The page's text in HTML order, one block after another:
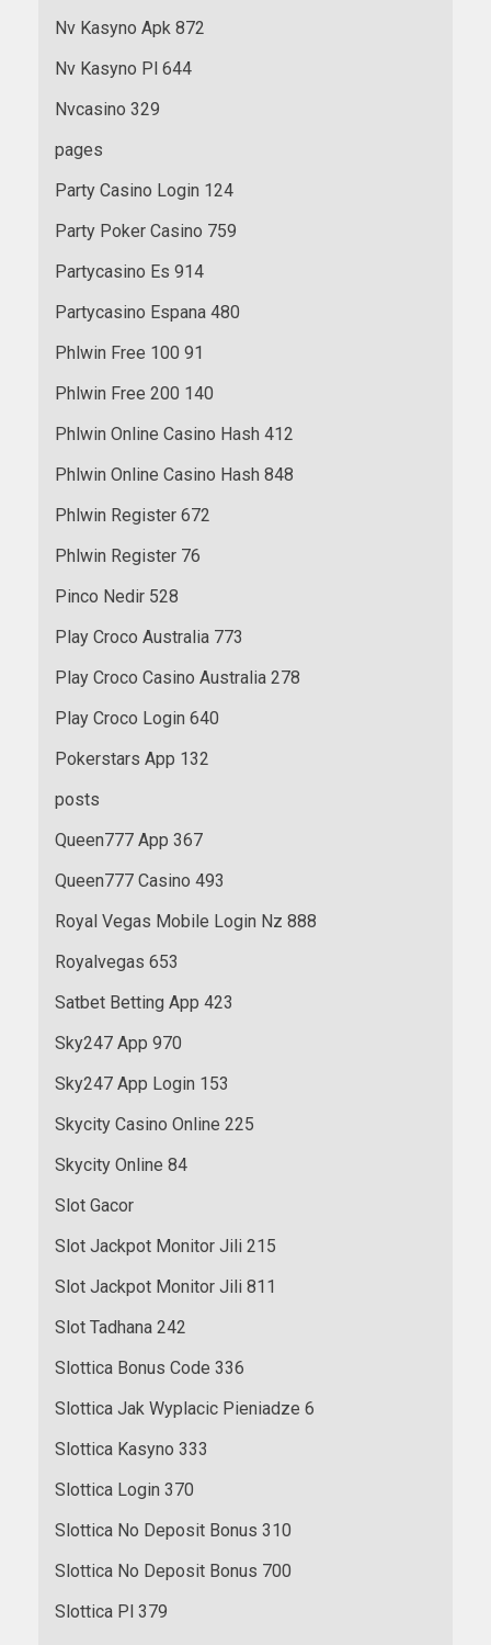
Nv Kasyno Apk 872
Nv Kasyno Pl 644
Nvcasino 329
pages
Party Casino Login 124
Party Poker Casino 759
Partycasino Es 914
Partycasino Espana 480
Phlwin Free 100 91
Phlwin Free 200 140
Phlwin Online Casino Hash 412
Phlwin Online Casino Hash 848
Phlwin Register 672
Phlwin Register 76
Pinco Nedir 528
Play Croco Australia 773
Play Croco Casino Australia 278
Play Croco Login 640
Pokerstars App 132
posts
Queen777 App 367
Queen777 Casino 493
Royal Vegas Mobile Login Nz 888
Royalvegas 653
Satbet Betting App 423
Sky247 App 970
Sky247 App Login 153
Skycity Casino Online 225
Skycity Online 84
Slot Gacor
Slot Jackpot Monitor Jili 215
Slot Jackpot Monitor Jili 811
Slot Tadhana 242
Slottica Bonus Code 336
Slottica Jak Wyplacic Pieniadze 6
Slottica Kasyno 333
Slottica Login 370
Slottica No Deposit Bonus 310
Slottica No Deposit Bonus 700
Slottica Pl 379